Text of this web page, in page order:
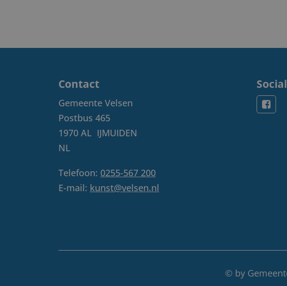
Contact
Gemeente Velsen
Postbus 465
1970 AL IJMUIDEN
NL
Telefoon: 0255-567 200
E-mail: kunst@velsen.nl
© by